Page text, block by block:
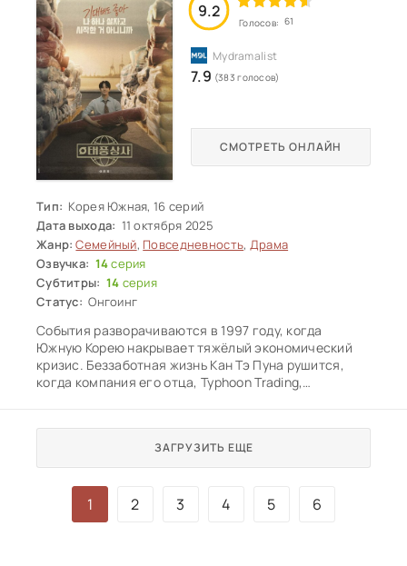
Тип: Корея Южная, 16 серий
Дата выхода: 11 октября 2025
Жанр: Семейный, Повседневность, Драма
Озвучка: 14серия
Субтитры: 14 серия
Статус: Онгоинг
События разворачиваются в 1997 году, когда
Южную Корею накрывает тяжёлый экономический
кризис. Беззаботная жизнь Кан Тэ Пуна рушится,
когда компания его отца, Typhoon Trading,
руки, чтобы спасти семейное дело. Вместе с
преданной сотрудницей О Ми Сон, простой и
трудолюбивой девушкой, он начинает трудный путь
взросления и борьбы за выживание компании.
СМОТРЕТЬ ОНЛАЙН
9.2
Голосов: 61
7.9 (383 голосов)
ЗАГРУЗИТЬ ЕЩЕ
1 2 3 4 5 6